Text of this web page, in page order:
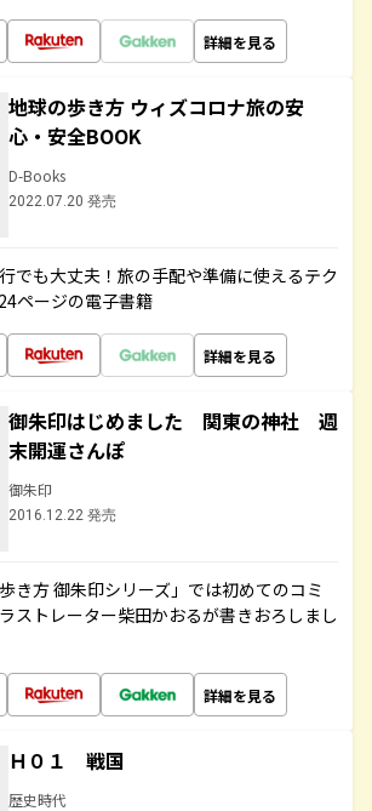
詳細を見る
地球の歩き方 ウィズコロナ旅の安
心・安全BOOK
D-Books
2022.07.20 発売
でも大丈夫！旅の手配や準備に使えるテク
ページの電子書籍
詳細を見る
御朱印はじめました 関東の神社 週
末開運さんぽ
御朱印
2016.12.22 発売
き方 御朱印シリーズ」では初めてのコミ
ストレーター柴田かおるが書きおろしまし
詳細を見る
Ｈ０１ 戦国
歴史時代